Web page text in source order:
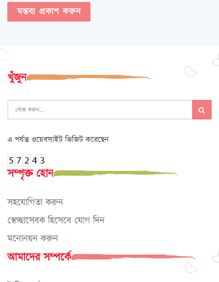
খুঁজুন
এ পর্যন্ত ওয়েবসাইট ভিজিট করেছেন
সম্পৃক্ত হোন
সহযোগিতা করুন
স্বেচ্ছাসেবক হিসেবে যোগ দিন
মনোনয়ন করুন
আমাদের সম্পর্কে